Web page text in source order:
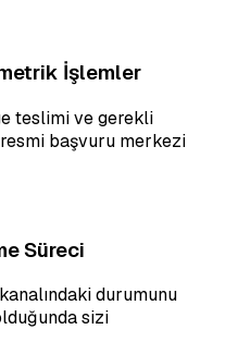
İşlemler
teslimi ve gerekli
başvuru merkezi
Süreci
durumunu
sizi